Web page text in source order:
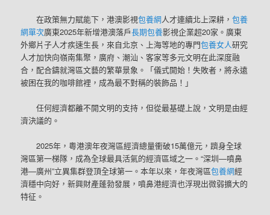
在政策無力賦能下，港澳影視包養網人才連續北上深耕，包養
網單次廣東2025年新增港澳落戶長期包養影視企業超20家。廣東
外鄉片子人才疾速生長，來自北京、上海等地的專門包養女人研究
人才加快向嶺南集聚，廣府、潮汕、客家等多元文明在此深度融
合，配合鑄就灣區文藝的繁華景象。「儀式開始！失敗者，將永遠
被困在我的咖啡館裡，成為最不對稱的裝飾品！」
任何經濟都離不開文明的支持，但從最基礎上說，文明是由經
濟決議的。
2025年，粵港澳年夜灣區經濟總量衝破15萬億元，躋身全球
灣區第一梯隊，成為全球最具活氣的經濟區域之一。“深圳—噴鼻
港—廣州”立異集群登頂全球第一。本年以來，年夜灣區包養網經
濟穩中向好，新興財產蓬勃發展，噴鼻港經濟也浮現出微弱擴大的
特征。